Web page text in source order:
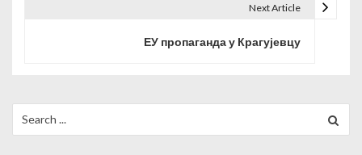
е
ч
Next Article
ЕУ пропаганда у Крагујевцу
for: